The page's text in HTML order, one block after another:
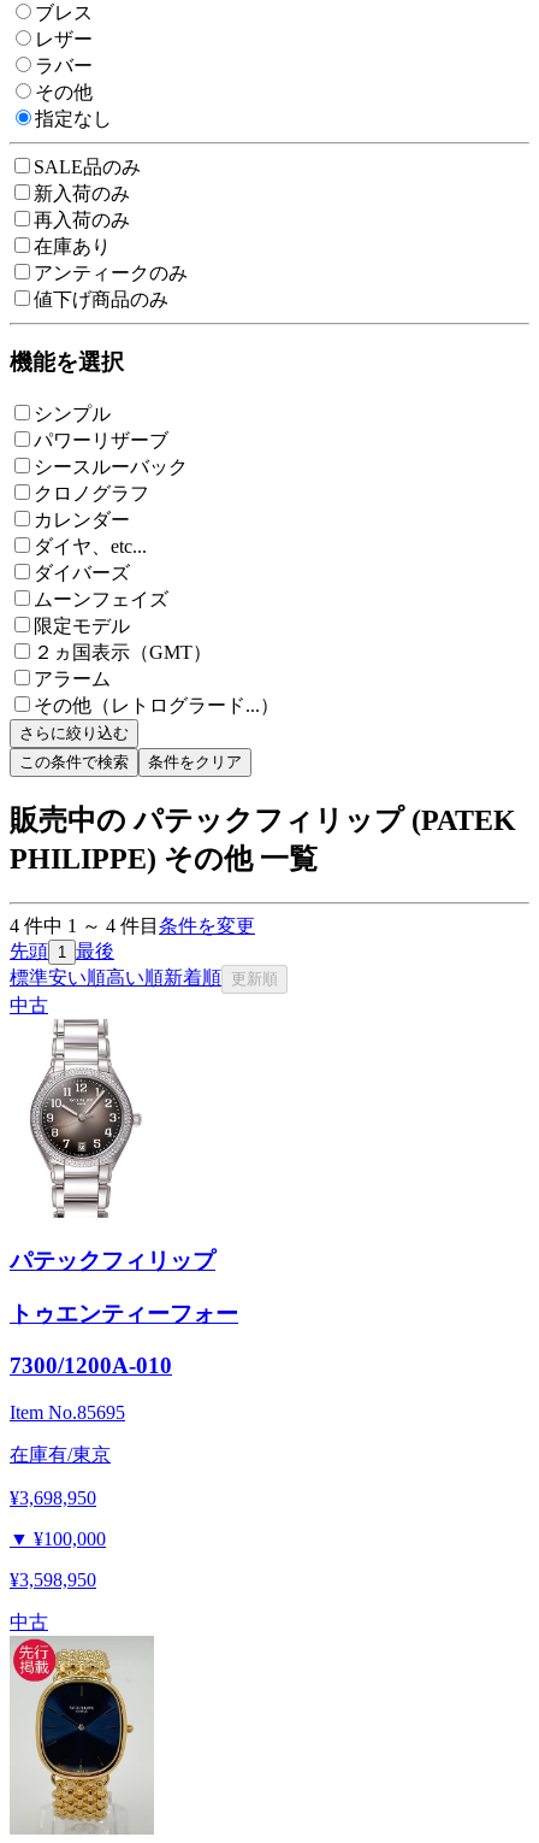
ブレス
レザー
ラバー
その他
指定なし
SALE品のみ
新入荷のみ
再入荷のみ
在庫あり
アンティークのみ
値下げ商品のみ
機能を選択
シンプル
パワーリザーブ
シースルーバック
クロノグラフ
カレンダー
ダイヤ、etc...
ダイバーズ
ムーンフェイズ
限定モデル
２ヵ国表示（GMT）
アラーム
その他（レトログラード...）
さらに絞り込む
この条件で検索
条件をクリア
販売中の パテックフィリップ (PATEK
PHILIPPE) その他 一覧
4 件中 1 ～ 4 件目 条件を変更
先頭 1
最後
標準安い順高い順新着順 更新順
中古
パテックフィリップ
トゥエンティーフォー
7300/1200A-010
Item No.85695
在庫有/東京
¥3,698,950
▼ ¥100,000
¥3,598,950
中古